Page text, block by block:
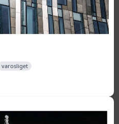
varosliget